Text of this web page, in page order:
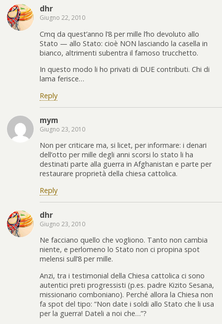
dhr
Giugno 22, 2010
Cmq da quest’anno l’8 per mille l’ho devoluto allo
Stato — allo Stato: cioè NON lasciando la casella in
bianco, altrimenti subentra il famoso trucchetto.
In questo modo li ho privati di DUE contributi. Chi di
lama ferisce…
Reply
mym
Giugno 23, 2010
Non per criticare ma, si licet, per informare: i denari
dell’otto per mille degli anni scorsi lo stato li ha
destinati parte alla guerra in Afghanistan e parte per
restaurare proprietà della chiesa cattolica.
Reply
dhr
Giugno 23, 2010
Ne facciano quello che vogliono. Tanto non cambia
niente, e perlomeno lo Stato non ci propina spot
melensi sull’8 per mille.
Anzi, tra i testimonial della Chiesa cattolica ci sono
autentici preti progressisti (p.es. padre Kizito Sesana,
missionario comboniano). Perché allora la Chiesa non
fa spot del tipo: “Non date i soldi allo Stato che li usa
per la guerra! Dateli a noi che…”?